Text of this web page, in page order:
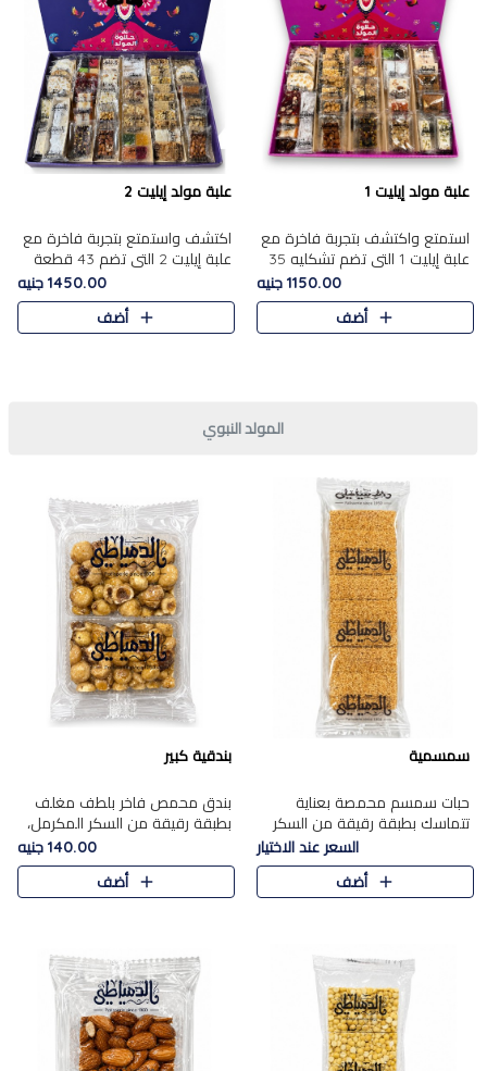
علبة مولد إيليت 1
استمتع واكتشف بتجربة فاخرة مع
علبة إيليت 1 التي تضم تشكليه 35
قطعة من أرقى حلويات المولد
المصري الأصيلة ,معروضة بشكل
جميل في علبة أنيقة ، في..
1150.00 جنيه
أضف
علبة مولد إيليت 2
اكتشف واستمتع بتجربة فاخرة مع
علبة إيليت 2 التي تضم 43 قطعة
تشكيلة من أرقى حلويات المولد
الشرقية المصرية الأصيلة ,معروضة
بشكل جميل في علبة أ..
1450.00 جنيه
أضف
المولد النبوي
سمسمية
حبات سمسم محمصة بعناية
تتماسك بطبقة رقيقة من السكر
المكرمل، لتقدم طعم السمسم
المميز وقرمشتة التي ارتبطت ببهجة
المولد عبر الأجيال.
السعر عند الاختيار
أضف
بندقية كبير
بندق محمص فاخر بلطف مغلف
بطبقة رقيقة من السكر المكرمل،
يجمع بين النكهة الغنية ناتي
والقرمشة الراقية المرضية في
حلوى شرقية أنيقه بطابع مميز.
140.00 جنيه
أضف